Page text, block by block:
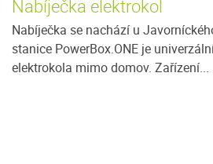
Nabíječka elektrokol
Nabíječka se nachází u
stanice PowerBox.ONE je
elektrokola mimo domov. Zařízení...